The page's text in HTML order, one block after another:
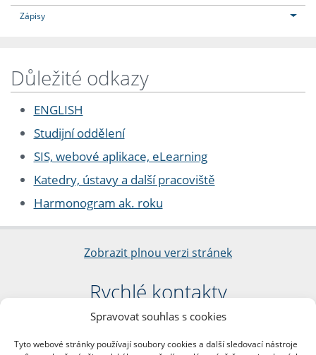
Spravovat souhlas s cookies
Tyto webové stránky používají soubory cookies a další sledovací nástroje
Zápisy
Důležité odkazy
ENGLISH
Studijní oddělení
SIS, webové aplikace, eLearning
Katedry, ústavy a další pracoviště
Harmonogram ak. roku
Zobrazit plnou verzi stránek
Rychlé kontakty
Filozofická fakulta
nám. Jana Palacha 1/2